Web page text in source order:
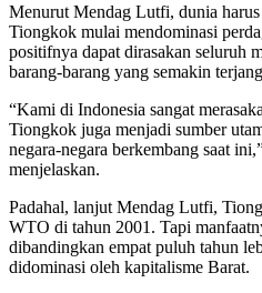
Menurut Mendag Lutfi, dunia
Tiongkok mulai mendominasi
positifnya dapat dirasakan seluruh
barang-barang yang semakin
“Kami di Indonesia sangat
Tiongkok juga menjadi sumber
negara-negara berkembang saat
menjelaskan.
Padahal, lanjut Mendag Lutfi,
WTO di tahun 2001. Tapi
dibandingkan empat puluh tahun
didominasi oleh kapitalisme Barat.